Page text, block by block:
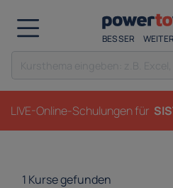
BESSER WEITER
LIVE-Online-Schulungen für
1 Kurse gefunden